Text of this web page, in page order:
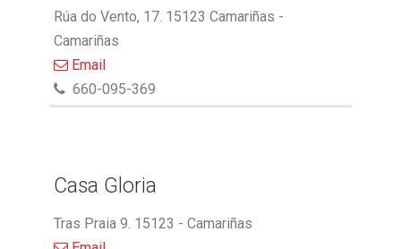
Rúa do Vento, 17. 15123 Camariñas -
Camariñas
Email
660-095-369
Casa Gloria
Tras Praia 9. 15123 - Camariñas